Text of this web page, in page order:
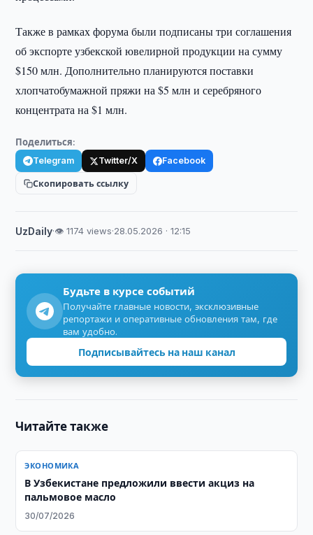
Также в рамках форума были подписаны три соглашения
об экспорте узбекской ювелирной продукции на сумму
$150 млн. Дополнительно планируются поставки
хлопчатобумажной пряжи на $5 млн и серебряного
концентрата на $1 млн.
Поделиться:
Telegram Twitter/X Facebook
Скопировать ссылку
UzDaily·👁 1174 views·28.05.2026 · 12:15
Будьте в курсе событий
Получайте главные новости, эксклюзивные
репортажи и оперативные обновления там, где
вам удобно.
Подписывайтесь на наш канал
Читайте также
ЭКОНОМИКА
В Узбекистане предложили ввести акциз на
пальмовое масло
30/07/2026